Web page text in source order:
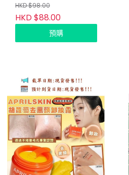
HKD $98.00
HKD $88.00
預購